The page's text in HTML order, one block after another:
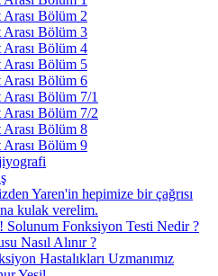
Arası Bölüm 2
Arası Bölüm 3
Arası Bölüm 4
Arası Bölüm 5
Arası Bölüm 6
Bölüm 7/1
Arası Bölüm 7/2
Arası Bölüm 8
Arası Bölüm 9
Yaren'in hepimize bir çağrısı
kulak verelim.
Solunum Fonksiyon Testi Nedir ?
Nasıl Alınır ?
Hastalıkları Uzmanımız